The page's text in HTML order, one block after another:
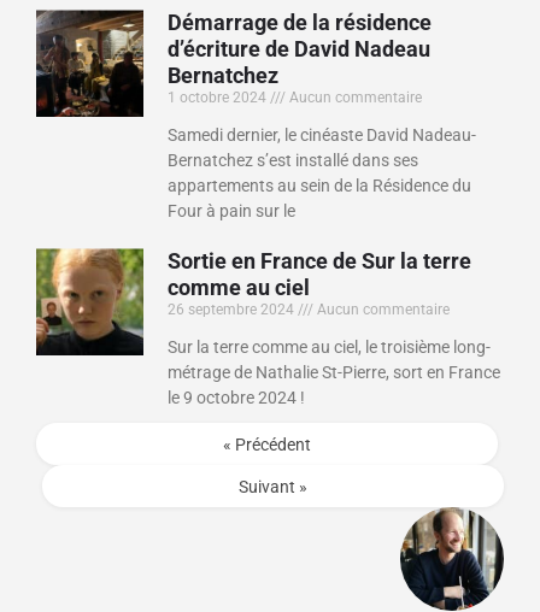
Démarrage de la résidence
d’écriture de David Nadeau
Bernatchez
1 octobre 2024 Aucun commentaire
Samedi dernier, le cinéaste David Nadeau-
Bernatchez s’est installé dans ses
appartements au sein de la Résidence du
Four à pain sur le
Sortie en France de Sur la terre
comme au ciel
26 septembre 2024 Aucun commentaire
Sur la terre comme au ciel, le troisième long-
métrage de Nathalie St-Pierre, sort en France
le 9 octobre 2024 !
« Précédent
Suivant »